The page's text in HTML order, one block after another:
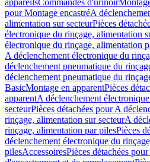
appareilsCommandes d'urinoir
pour Montage encastréA
alimentation sur secteurPièces
électronique du rinçage, alimentation
électronique du rinçage, alimentation
A déclenchement électronique du
déclenchement pneumatique du
déclenchement pneumatique du
BasicMontage en apparentPièces
apparentA déclenchement
secteurPièces détachées pour A
rinçage, alimentation sur secteurA
rinçage, alimentation par pilesPièces
déclenchement électronique du
pilesAccessoiresPièces détachées